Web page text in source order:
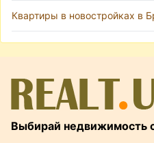
Квартиры в новостройках в
Выбирай недвижимость